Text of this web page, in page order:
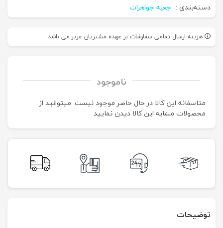
دسته‌بندی : جعبه جواهرات
هزینه ارسال تمامی سفارشات بر عهده مشتریان عزیز می باشد.
ناموجود
متاسفانه این کالا در حال حاضر موجود نیست. می‍توانید از
محصولات مشابه این کالا دیدن نمایید
توضیحات